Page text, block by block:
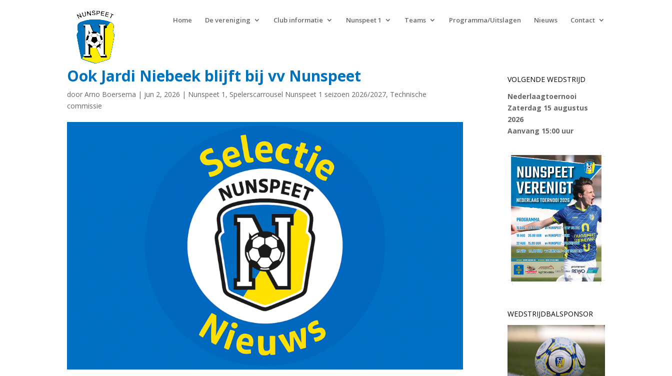
Home De vereniging Club informatie Nunspeet 1 Teams Programma/Uitslagen Nieuws Contact
Ook Jardi Niebeek blijft bij vv Nunspeet
doorArno Boersema | jun 2, 2026 | Nunspeet 1 , Spelerscarrousel Nunspeet 1 seizoen 2026/2027, Technische
commissie
VOLGENDE WEDSTRIJD
Nederlaagtoernooi
Zaterdag 15 augustus
2026
Aanvang 15:00 uur
WEDSTRIJDBALSPONSOR